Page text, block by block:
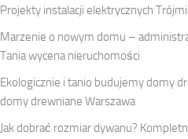
Projekty instalacji elektrycznych
Marzenie o nowym domu –
Tania wycena nieruchomości
Ekologicznie i tanio budujemy domy
domy drewniane Warszawa
Jak dobrać rozmiar dywanu?